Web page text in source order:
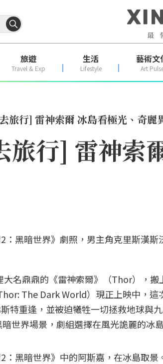
旅遊
Travel & Exp
生活
Lifestyle
藝術文
Art
旅行] 雷神索爾 冰島看極光、奇麗
旅行] 雷神索
：黑暗世界》劇照，男主角克里斯漢斯
名鼎鼎的《雷神索爾》（Thor），
The Dark World）現正上映中，
特重逢，並被迫犧牲一切拯救地球與
暗世界場景，劇組選擇在風光詭麗的冰
：黑暗世界》中的阿斯嘉，在冰島取景